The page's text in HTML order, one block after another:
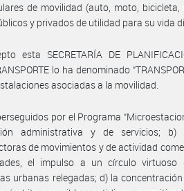
de movilidad (auto, moto,
y privados de utilidad para su vida
esta SECRETARÍA DE
lo ha denominado
asociadas a la movilidad.
por el Programa
administrativa y de servicios;
de movimientos y de actividad
el impulso a un círculo virtuoso
urbanas relegadas; d) la